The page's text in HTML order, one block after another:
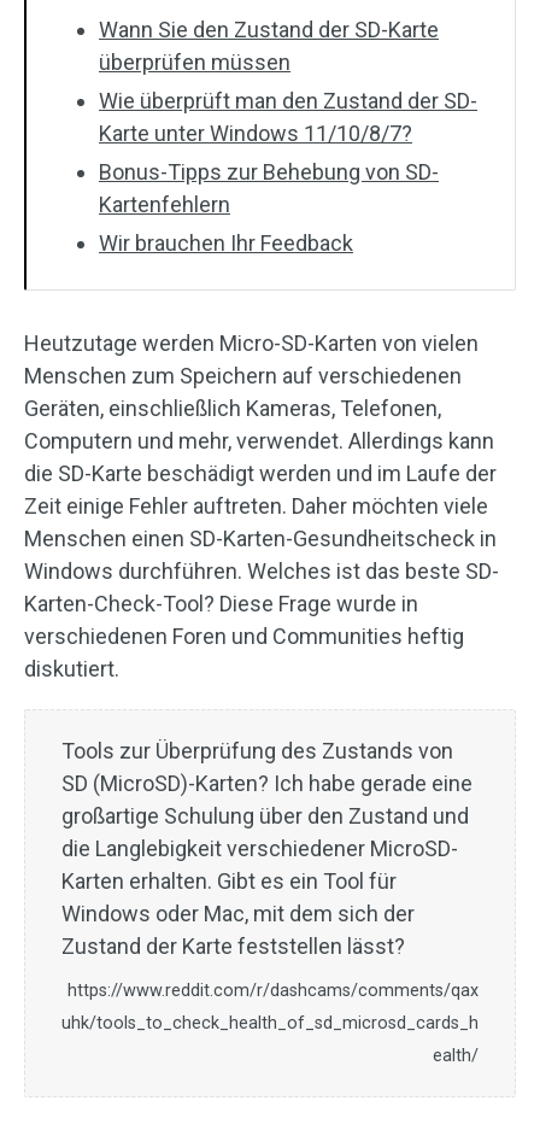
Wann Sie den Zustand der SD-Karte
überprüfen müssen
Wie überprüft man den Zustand der SD-
Karte unter Windows 11/10/8/7?
Bonus-Tipps zur Behebung von SD-
Kartenfehlern
Wir brauchen Ihr Feedback
Heutzutage werden Micro-SD-Karten von vielen
Menschen zum Speichern auf verschiedenen
Geräten, einschließlich Kameras, Telefonen,
Computern und mehr, verwendet. Allerdings kann
die SD-Karte beschädigt werden und im Laufe der
Zeit einige Fehler auftreten. Daher möchten viele
Menschen einen SD-Karten-Gesundheitscheck in
Windows durchführen. Welches ist das beste SD-
Karten-Check-Tool? Diese Frage wurde in
verschiedenen Foren und Communities heftig
diskutiert.
Tools zur Überprüfung des Zustands von
SD (MicroSD)-Karten? Ich habe gerade eine
großartige Schulung über den Zustand und
die Langlebigkeit verschiedener MicroSD-
Karten erhalten. Gibt es ein Tool für
Windows oder Mac, mit dem sich der
Zustand der Karte feststellen lässt?
https://www.reddit.com/r/dashcams/comments/qax
uhk/tools_to_check_health_of_sd_microsd_cards_h
ealth/